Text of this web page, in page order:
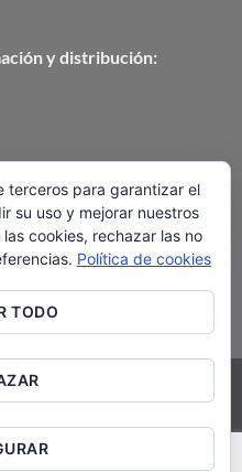
y distribución:
DE ENVÍO
terceros para garantizar el
su uso y mejorar nuestros
cookies, rechazar las no
Política de cookies
TODO